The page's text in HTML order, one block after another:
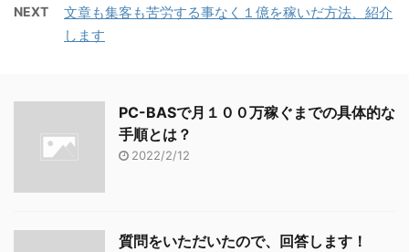
NEXT
文章も集客も苦労する事なく１億を稼いだ方法、紹介
します
PC-BASで月１００万稼ぐまでの具体的な
手順とは？
2022/2/12
質問をいただいたので、回答します！